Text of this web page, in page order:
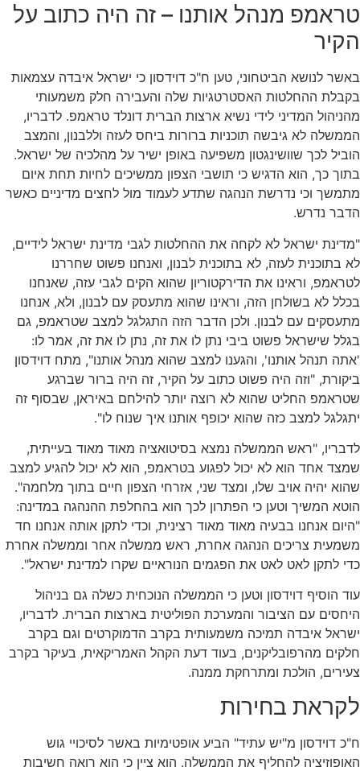
טראמפ מנהל אותנו – זה היה כתוב על
הקיר
באשר לנושא הביטחוני, טען ח"כ דוידסון כי ישראל איבדה עצמאות
בקבלת ההחלטות האסטרטגיות שלה והעבירה חלק משמעותי
מהניהול המדיני לידי נשיא ארצות הברית דונלד טראמפ. לדבריו,
הממשלה לא גיבשה תוכניות ברורות ביחס לעזה וללבנון, והמצב
הוביל לכך שוושינגטון משפיעה באופן ישיר על מהלכיה של ישראל.
בתוך כך, הוא הדגיש כי תושבי הצפון ממשיכים לחיות תחת איום
מתמשך וכי נדרשת הנהגה שתדע לעמוד מול לחצים מדיניים כאשר
הדבר נדרש.
"מדינת ישראל לא לקחה את ההחלטות לגבי מדינת ישראל לידיים,
לא בתוכנית לעזה, לא בתוכנית לבנון, ואנחנו פשוט שחררנו
לטראמפ, וראינו את הדירקטוריון שהוא הקים לגבי עזה, שאנחנו
בכלל לא בשולחן הזה, וראינו שהוא מתעסק עם לבנון, ולא, אנחנו
מתעסקים עם לבנון. ולכן הדבר הזה התגלגל למצב שטראמפ, גם
בגלל שישראל פשוט ביבי נתן לו את זה, נתן לו את זה, אמר לו:
'אתה תנהל אותנו', והגענו למצב שהוא מנהל אותנו", מתח דוידסון
ביקורת, "וזה היה פשוט כתוב על הקיר, זה היה ברור שברגע
שטראמפ החליט שהוא לא רוצה יותר להילחם באיראן, שבסוף זה
יתגלגל למצב כזה שהוא יכופף אותנו איך שנוח לו".
לדבריו, "ראש הממשלה נמצא בסיטואציה מאוד מאוד בעייתית,
שמצד אחד הוא לא יכול לפגוע בטראמפ, הוא לא יכול להגיע למצב
שהוא יהיה אויב שלו, ומצד שני, אזרחי הצפון חיים בתוך מלחמה".
הוטא המשיך וטען כי הפתרון לכך הוא בהחלפת ההנהגה במדינה:
"היום אנחנו בבעיה מאוד מאוד רצינית, וכדי לתקן אותה אנחנו חד
משמעית צריכים הנהגה אחרת, ראש ממשלה אחר וממשלה אחרת
כדי לתקן לאט לאט את הפגמים הנוראיים שקרו למדינת ישראל".
עוד הוסיף דוידסון וטען כי הממשלה הנוכחית כשלה גם בניהול
היחסים עם הציבור והמערכת הפוליטית בארצות הברית. לדבריו,
ישראל איבדה תמיכה משמעותית בקרב הדמוקרטים וגם בקרב
חלקים מהרפובליקנים, בעוד דעת הקהל האמריקאית, בעיקר בקרב
צעירים, הולכת ומתרחקת ממנה.
לקראת בחירות
ח"כ דוידסון מ"יש עתיד" הביע אופטימיות באשר לסיכויי גוש
האופוזיציה להחליף את הממשלה. הוא ציין כי הוא רואה חשיבות